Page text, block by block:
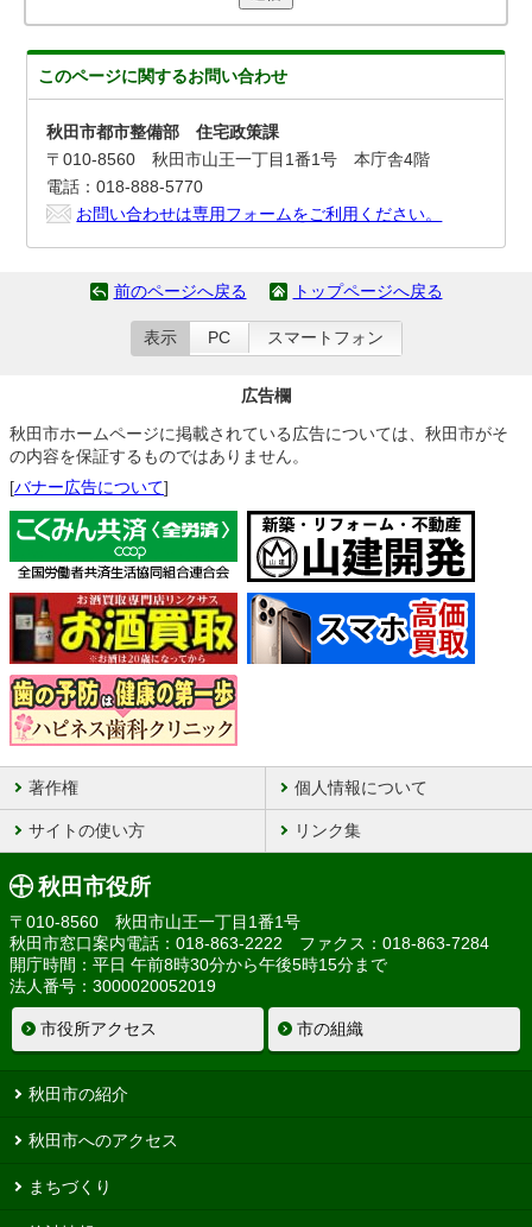
このページに関するお問い合わせ
秋田市都市整備部 住宅政策課
〒010-8560 秋田市山王一丁目1番1号 本庁舎4階
電話：018-888-5770
お問い合わせは専用フォームをご利用ください。
前のページへ戻る トップページへ戻る
表示 PC スマートフォン
広告欄
秋田市ホームページに掲載されている広告については、秋田市がそ
の内容を保証するものではありません。
[バナー広告について]
著作権 個人情報について
サイトの使い方 リンク集
秋田市役所
〒010-8560 秋田市山王一丁目1番1号
秋田市窓口案内電話：018-863-2222 ファクス：018-863-7284
開庁時間：平日 午前8時30分から午後5時15分まで
法人番号：3000020052019
市役所アクセス 市の組織
秋田市の紹介
秋田市へのアクセス
まちづくり